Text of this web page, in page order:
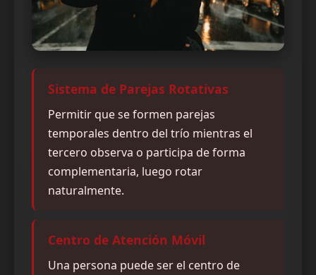
Sistema de Parejas Rotativas
Permitir que se formen parejas
temporales dentro del trío mientras el
tercero observa o participa de forma
complementaria, luego rotar
naturalmente.
Centro de Atención Móvil
Una persona puede ser el centro de